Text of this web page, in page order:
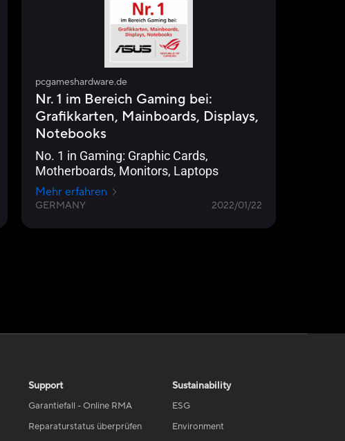
pcgameshardware.de
Nr. 1 im Bereich Gaming bei:
Grafikkarten, Mainboards, Displays,
Notebooks
No. 1 in Gaming: Graphic Cards,
Motherboards, Monitors, Laptops
Mehr erfahren
GERMANY 2022/01/22
Support
Garantiefall - Online RMA
Reparaturstatus überprüfen
Sustainability
ESG
Environment